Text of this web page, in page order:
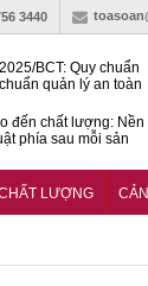
3440
BCT: Quy chuẩn
quản lý an toàn
đến chất lượng: Nền
phía sau mỗi sản
đô thị tri thức tại
LƯỢNG